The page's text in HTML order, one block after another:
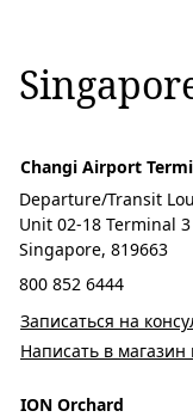
Changi Airport
Departure/Transit
Unit 02-18 Terminal 3
Singapore, 819663
800 852 6444
Записаться на
Написать в магазин
ION Orchard